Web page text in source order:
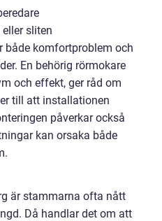
sliten
både komfortproblem och
En behörig rörmokare
och effekt, ger råd om
till att installationen
påverkar också
kan orsaka både
är stammarna ofta nått
Då handlar det om att